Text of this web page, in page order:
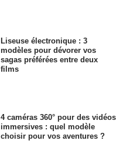
Liseuse électronique : 3
modèles pour dévorer vos
sagas préférées entre deux
films
4 caméras 360° pour des vidéos
immersives : quel modèle
choisir pour vos aventures ?